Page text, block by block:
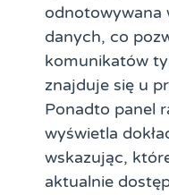
odnotowywana
danych, co
komunikatów
znajduje się u
Ponadto panel
wyświetla
wskazując,
aktualnie